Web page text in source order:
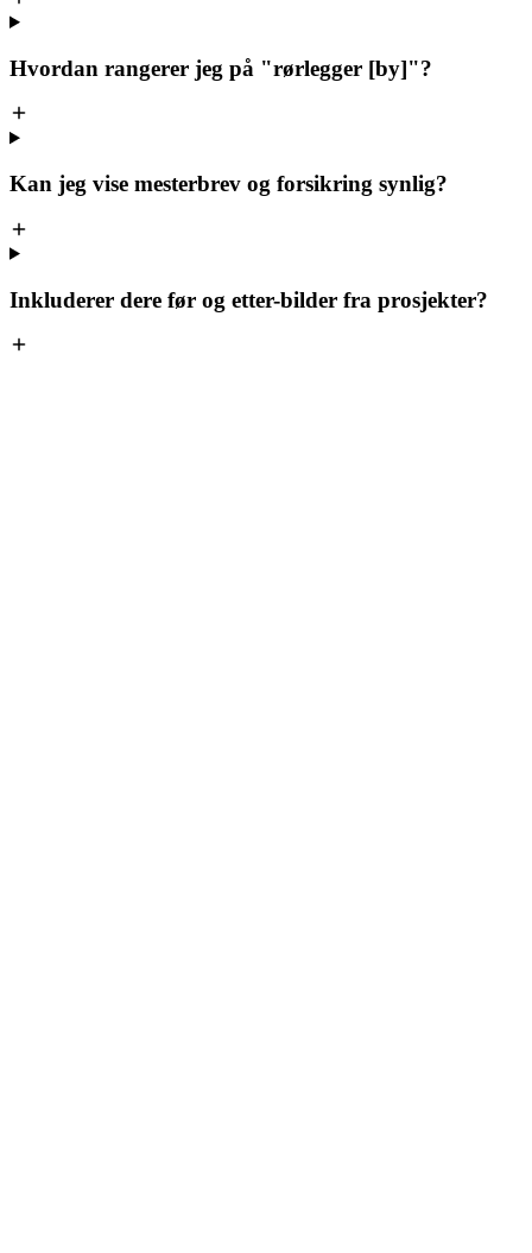
Hvordan rangerer jeg på "rørlegger [by]"?
Kan jeg vise mesterbrev og forsikring synlig?
Inkluderer dere før og etter-bilder fra prosjekter?